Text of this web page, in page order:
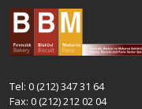
Tel: 0 (212) 347 31 64
Fax: 0 (212) 212 02 04